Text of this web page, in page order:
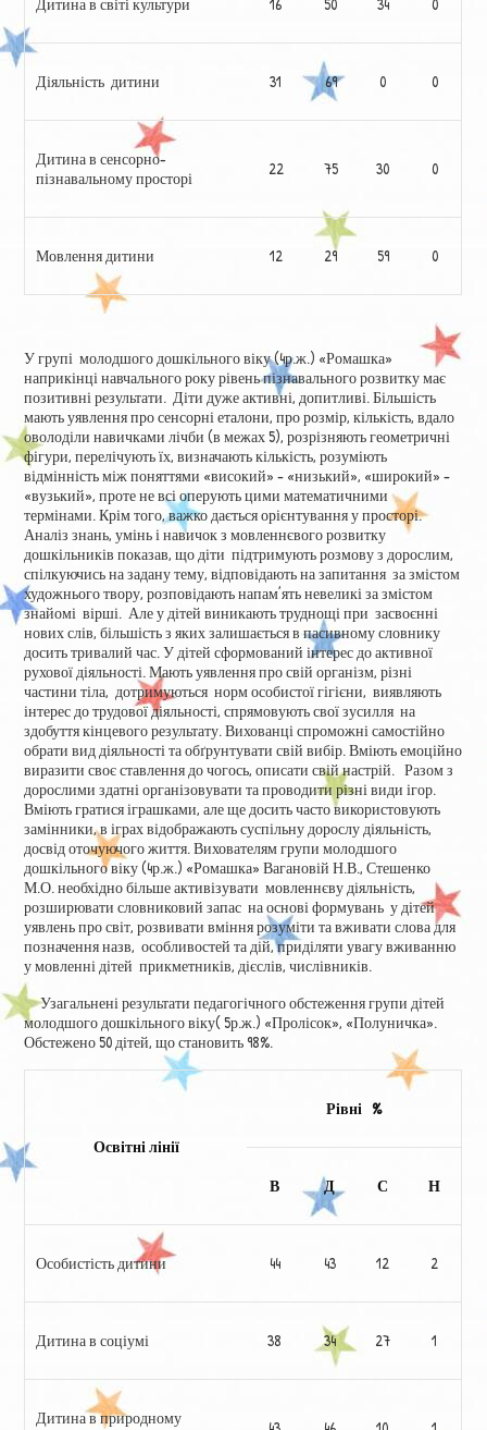
Діяльність дитини 31 69 0 0
Дитина в сенсорно-
пізнавальному просторі
22 75 30 0
Мовлення дитини 12 29 59 0
У групі молодшого дошкільного віку (4р.ж.) «Ромашка»
наприкінці навчального року рівень пізнавального розвитку має
позитивні результати. Діти дуже активні, допитливі. Більшість
мають уявлення про сенсорні еталони, про розмір, кількість, вдало
оволоділи навичками лічби (в межах 5), розрізняють геометричні
фігури, перелічують їх, визначають кількість, розуміють
відмінність між поняттями «високий» – «низький», «широкий» –
«вузький», проте не всі оперують цими математичними
термінами. Крім того, важко дається орієнтування у просторі.
Аналіз знань, умінь і навичок з мовленнєвого розвитку
дошкільників показав, що діти підтримують розмову з дорослим,
спілкуючись на задану тему, відповідають на запитання за змістом
художнього твору, розповідають напам’ять невеликі за змістом
знайомі вірші. Але у дітей виникають труднощі при засвоєнні
нових слів, більшість з яких залишається в пасивному словнику
досить тривалий час. У дітей сформований інтерес до активної
рухової діяльності. Мають уявлення про свій організм, різні
частини тіла, дотримуються норм особистої гігієни, виявляють
інтерес до трудової діяльності, спрямовують свої зусилля на
здобуття кінцевого результату. Вихованці спроможні самостійно
обрати вид діяльності та обґрунтувати свій вибір. Вміють емоційно
виразити своє ставлення до чогось, описати свій настрій. Разом з
дорослими здатні організовувати та проводити різні види ігор.
Вміють гратися іграшками, але ще досить часто використовують
замінники, в іграх відображають суспільну дорослу діяльність,
досвід оточуючого життя. Вихователям групи молодшого
дошкільного віку (4р.ж.) «Ромашка» Вагановій Н.В., Стешенко
М.О. необхідно більше активізувати мовленнєву діяльність,
розширювати словниковий запас на основі формувань у дітей
уявлень про світ, розвивати вміння розуміти та вживати слова для
позначення назв, особливостей та дій, приділяти увагу вживанню
у мовленні дітей прикметників, дієслів, числівників.
Узагальнені результати педагогічного обстеження групи дітей
молодшого дошкільного віку( 5р.ж.) «Пролісок», «Полуничка».
Обстежено 50 дітей, що становить 98%.
Освітні лінії
Рівні %
В Д С Н
Особистість дитини 44 43 12 2
Дитина в соціумі 38 34 27 1
Дитина в природному